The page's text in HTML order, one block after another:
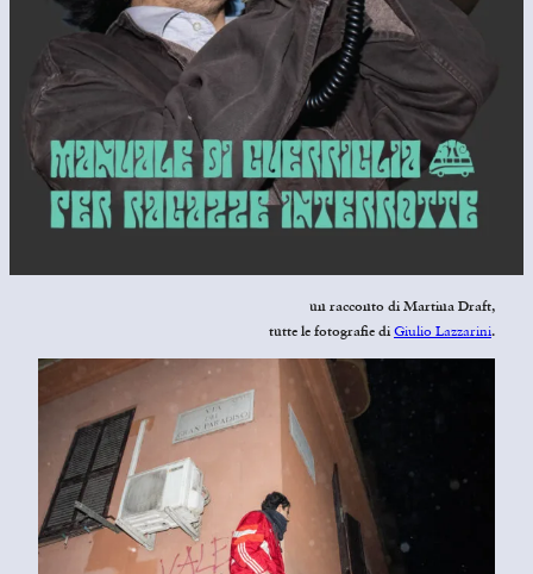
un racconto di Martina Draft,
tutte le fotografie di Giulio Lazzarini.